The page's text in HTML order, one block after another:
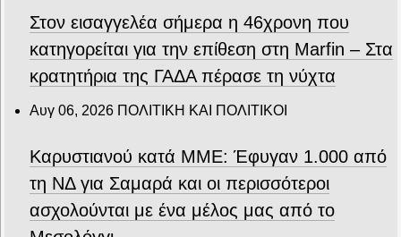
Στον εισαγγελέα σήμερα η 46χρονη που
κατηγορείται για την επίθεση στη Marfin – Στα
κρατητήρια της ΓΑΔΑ πέρασε τη νύχτα
Αυγ 06, 2026 ΠΟΛΙΤΙΚΗ ΚΑΙ ΠΟΛΙΤΙΚΟΙ
Καρυστιανού κατά ΜΜΕ: Έφυγαν 1.000 από
τη ΝΔ για Σαμαρά και οι περισσότεροι
ασχολούνται με ένα μέλος μας από το